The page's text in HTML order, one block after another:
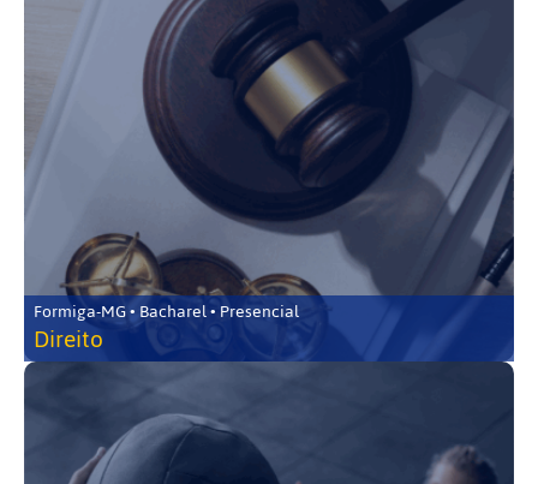
Formiga-MG • Bacharel • Presencial
Direito